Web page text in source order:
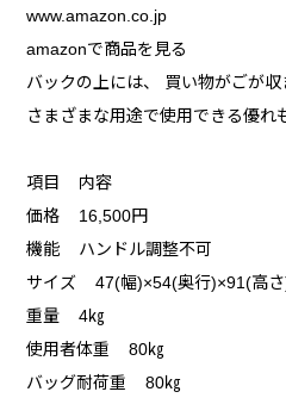
www.amazon.co.jp
amazonで商品を見る
バックの上には、 買い物がごが収
さまざまな用途で使用できる優れ
項目 内容
価格 16,500円
機能 ハンドル調整不可
サイズ 47(幅)×54(奥行)×91(高
重量 4㎏
使用者体重 80㎏
バッグ耐荷重 80㎏